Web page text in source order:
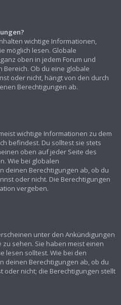
wichtige Informationen,
möglich lesen. Globale
oben in jedem Forum und
Ob du eine globale
oder nicht, hängt von den durch
Berechtigungen ab.
wichtige Informationen zu dem
befindest. Du solltest sie stets
oben auf jeder Seite des
Wie bei globalen
deinen Berechtigungen ab, ob du
oder nicht. Die Berechtigungen
vergeben.
unter den Ankündigungen
sehen. Sie haben meist einen
lesen solltest. Wie bei den
deinen Berechtigungen ab, ob du
oder nicht; die Berechtigungen stellt